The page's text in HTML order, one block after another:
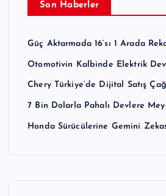
Son Haberler
Güç Aktarmada 16’sı 1 Arada
Otomotivin Kalbinde Elektrik
Chery Türkiye’de Dijital Satış
7 Bin Dolarla Pahalı Devlere
Honda Sürücülerine Gemini